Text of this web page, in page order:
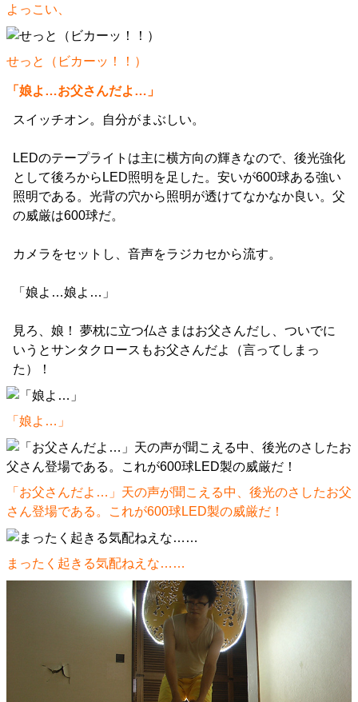
よっこい、
せっと（ビカーッ！！）
「娘よ…お父さんだよ…」
スイッチオン。自分がまぶしい。
LEDのテープライトは主に横方向の輝きなので、後光強化
として後ろからLED照明を足した。安いが600球ある強い
照明である。光背の穴から照明が透けてなかなか良い。父
の威厳は600球だ。
カメラをセットし、音声をラジカセから流す。
「娘よ…娘よ…」
見ろ、娘！ 夢枕に立つ仏さまはお父さんだし、ついでに
いうとサンタクロースもお父さんだよ（言ってしまっ
た）！
「娘よ…」
「お父さんだよ…」天の声が聞こえる中、後光のさしたお父
さん登場である。これが600球LED製の威厳だ！
まったく起きる気配ねえな……